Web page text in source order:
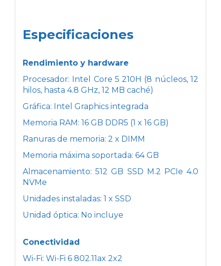
Especificaciones
Rendimiento y hardware
Procesador: Intel Core 5 210H (8 núcleos, 12
hilos, hasta 4.8 GHz, 12 MB caché)
Gráfica: Intel Graphics integrada
Memoria RAM: 16 GB DDR5 (1 x 16 GB)
Ranuras de memoria: 2 x DIMM
Memoria máxima soportada: 64 GB
Almacenamiento: 512 GB SSD M.2 PCIe 4.0
NVMe
Unidades instaladas: 1 x SSD
Unidad óptica: No incluye
Conectividad
Wi-Fi: Wi-Fi 6 802.11ax 2x2